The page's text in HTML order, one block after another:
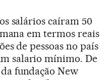
salários caíram 50
em termos reais
de pessoas no país
salario mínimo. De
fundação New